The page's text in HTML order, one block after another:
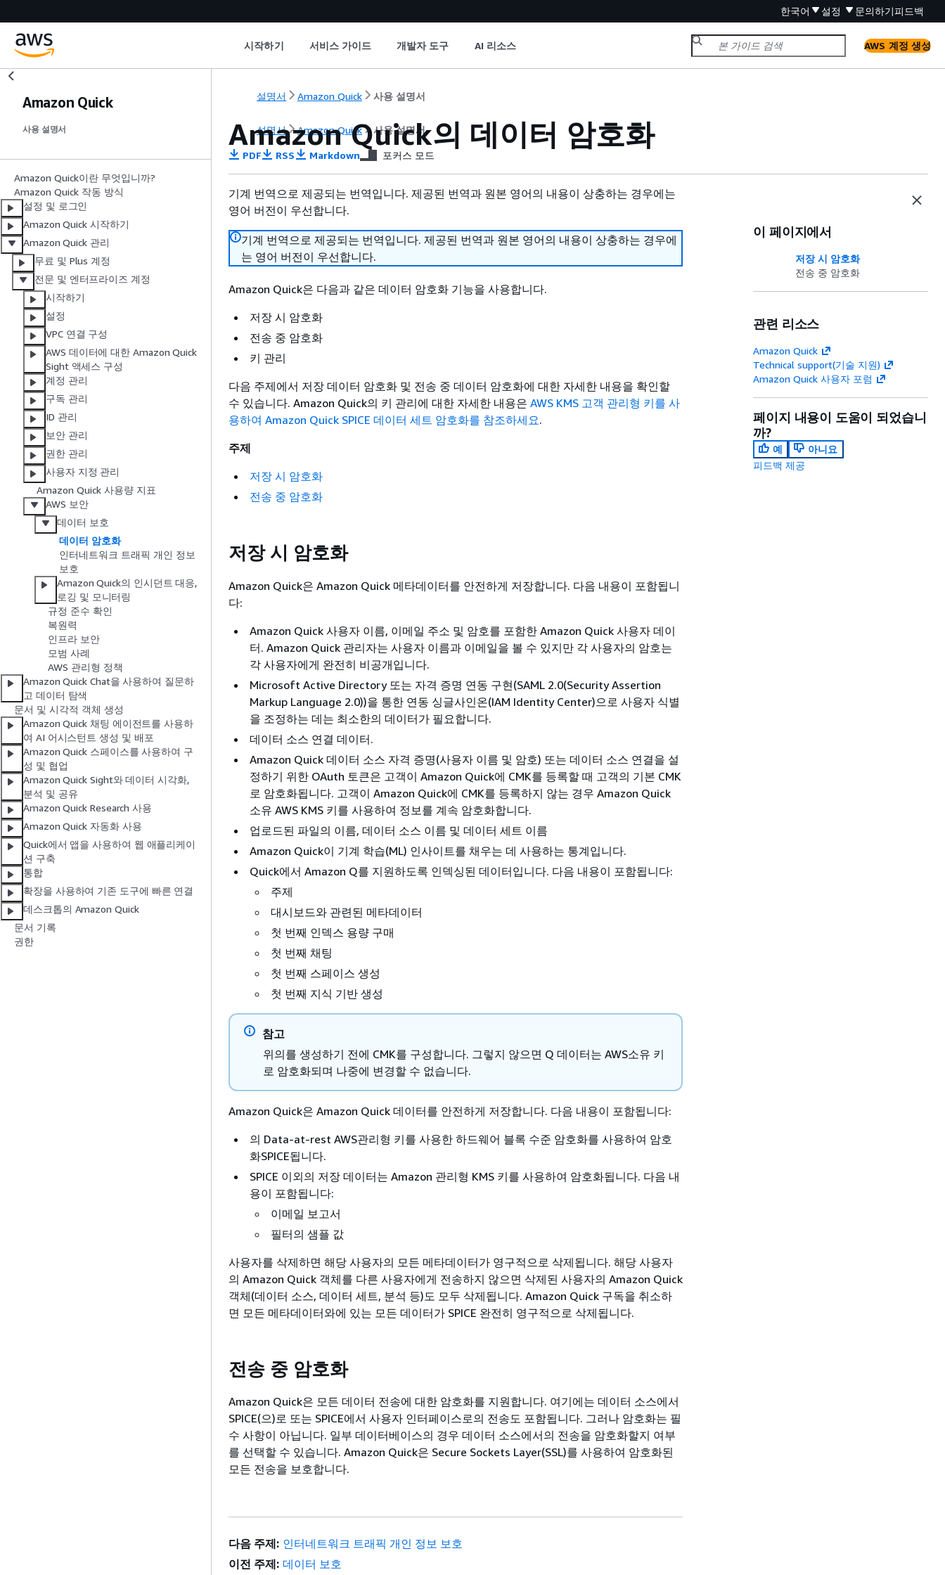
한국어 설정 문의하기피드백
시작하기 서비스 가이드 개발자 도구 AI 리소스 AWS 계정 생성
Amazon Quick
사용 설명서
Amazon Quick이란 무엇입니까?
Amazon Quick 작동 방식
설정 및 로그인
Amazon Quick 시작하기
Amazon Quick 관리
무료 및 Plus 계정
전문 및 엔터프라이즈 계정
시작하기
설정
VPC 연결 구성
AWS 데이터에 대한 Amazon Quick
Sight 액세스 구성
계정 관리
구독 관리
ID 관리
보안 관리
권한 관리
사용자 지정 관리
Amazon Quick 사용량 지표
AWS 보안
데이터 보호
데이터 암호화
인터네트워크 트래픽 개인 정보
보호
Amazon Quick의 인시던트 대응,
로깅 및 모니터링
규정 준수 확인
복원력
인프라 보안
모범 사례
AWS 관리형 정책
Amazon Quick Chat을 사용하여 질문하
고 데이터 탐색
문서 및 시각적 객체 생성
Amazon Quick 채팅 에이전트를 사용하
여 AI 어시스턴트 생성 및 배포
Amazon Quick 스페이스를 사용하여 구
성 및 협업
Amazon Quick Sight와 데이터 시각화,
분석 및 공유
Amazon Quick Research 사용
Amazon Quick 자동화 사용
Quick에서 앱을 사용하여 웹 애플리케이
션 구축
통합
확장을 사용하여 기존 도구에 빠른 연결
데스크톱의 Amazon Quick
문서 기록
권한
설명서 Amazon Quick 사용 설명서
설명서 Amazon Quick 사용 설명서
Amazon Quick의 데이터 암호화
PDF RSS Markdown 포커스 모드
기계 번역으로 제공되는 번역입니다. 제공된 번역과 원본 영어의 내용이 상충하는 경우에는
영어 버전이 우선합니다.
기계 번역으로 제공되는 번역입니다. 제공된 번역과 원본 영어의 내용이 상충하는 경우에
는 영어 버전이 우선합니다.
Amazon Quick은 다음과 같은 데이터 암호화 기능을 사용합니다.
저장 시 암호화
전송 중 암호화
키 관리
다음 주제에서 저장 데이터 암호화 및 전송 중 데이터 암호화에 대한 자세한 내용을 확인할
수 있습니다. Amazon Quick의 키 관리에 대한 자세한 내용은 AWS KMS 고객 관리형 키를 사
용하여 Amazon Quick SPICE 데이터 세트 암호화를 참조하세요.
주제
저장 시 암호화
전송 중 암호화
저장 시 암호화
Amazon Quick은 Amazon Quick 메타데이터를 안전하게 저장합니다. 다음 내용이 포함됩니
다:
Amazon Quick 사용자 이름, 이메일 주소 및 암호를 포함한 Amazon Quick 사용자 데이
터. Amazon Quick 관리자는 사용자 이름과 이메일을 볼 수 있지만 각 사용자의 암호는
각 사용자에게 완전히 비공개입니다.
Microsoft Active Directory 또는 자격 증명 연동 구현(SAML 2.0(Security Assertion
Markup Language 2.0))을 통한 연동 싱글사인온(IAM Identity Center)으로 사용자 식별
을 조정하는 데는 최소한의 데이터가 필요합니다.
데이터 소스 연결 데이터.
Amazon Quick 데이터 소스 자격 증명(사용자 이름 및 암호) 또는 데이터 소스 연결을 설
정하기 위한 OAuth 토큰은 고객이 Amazon Quick에 CMK를 등록할 때 고객의 기본 CMK
로 암호화됩니다. 고객이 Amazon Quick에 CMK를 등록하지 않는 경우 Amazon Quick
소유 AWS KMS 키를 사용하여 정보를 계속 암호화합니다.
업로드된 파일의 이름, 데이터 소스 이름 및 데이터 세트 이름
Amazon Quick이 기계 학습(ML) 인사이트를 채우는 데 사용하는 통계입니다.
Quick에서 Amazon Q를 지원하도록 인덱싱된 데이터입니다. 다음 내용이 포함됩니다:
주제
대시보드와 관련된 메타데이터
첫 번째 인덱스 용량 구매
첫 번째 채팅
첫 번째 스페이스 생성
첫 번째 지식 기반 생성
참고
위의를 생성하기 전에 CMK를 구성합니다. 그렇지 않으면 Q 데이터는 AWS소유 키
로 암호화되며 나중에 변경할 수 없습니다.
Amazon Quick은 Amazon Quick 데이터를 안전하게 저장합니다. 다음 내용이 포함됩니다:
의 Data-at-rest AWS관리형 키를 사용한 하드웨어 블록 수준 암호화를 사용하여 암호
화SPICE됩니다.
SPICE 이외의 저장 데이터는 Amazon 관리형 KMS 키를 사용하여 암호화됩니다. 다음 내
용이 포함됩니다:
이메일 보고서
필터의 샘플 값
사용자를 삭제하면 해당 사용자의 모든 메타데이터가 영구적으로 삭제됩니다. 해당 사용자
의 Amazon Quick 객체를 다른 사용자에게 전송하지 않으면 삭제된 사용자의 Amazon Quick
객체(데이터 소스, 데이터 세트, 분석 등)도 모두 삭제됩니다. Amazon Quick 구독을 취소하
면 모든 메타데이터와에 있는 모든 데이터가 SPICE 완전히 영구적으로 삭제됩니다.
전송 중 암호화
Amazon Quick은 모든 데이터 전송에 대한 암호화를 지원합니다. 여기에는 데이터 소스에서
SPICE(으)로 또는 SPICE에서 사용자 인터페이스로의 전송도 포함됩니다. 그러나 암호화는 필
수 사항이 아닙니다. 일부 데이터베이스의 경우 데이터 소스에서의 전송을 암호화할지 여부
를 선택할 수 있습니다. Amazon Quick은 Secure Sockets Layer(SSL)를 사용하여 암호화된
모든 전송을 보호합니다.
이 페이지에서
저장 시 암호화
전송 중 암호화
관련 리소스
Amazon Quick
Technical support(기술 지원)
Amazon Quick 사용자 포럼
페이지 내용이 도움이 되었습니
까?
예
아니요
피드백 제공
다음 주제: 인터네트워크 트래픽 개인 정보 보호
이전 주제: 데이터 보호